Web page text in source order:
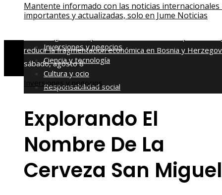
Patrimonio de la Humanidad y su importanciaImpacto
económico y social de la estacionalidad turística en
reducir la fragmentación económica en Bosnia y
sábado, agosto 8
Mantente informado con las noticias internacionales
importantes y actualizadas, solo en Jume Noticias
Inversiones y negocios
Ciencia y tecnología
Cultura y ocio
Responsabilidad social
Inversiones y negocios
Explorando El
Nombre De La
Cerveza San